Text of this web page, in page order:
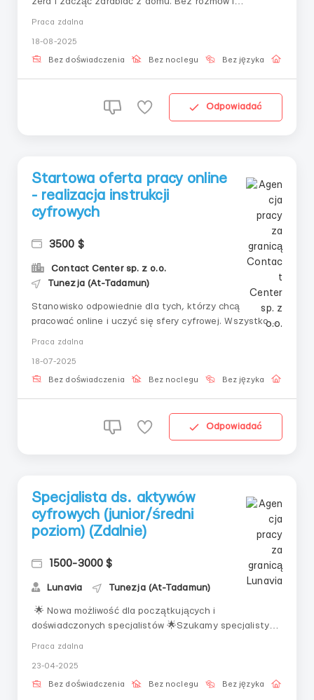
szablonów— Wykorzystywać wbudowane algorytmy
platformy— Potwierdzać kroki po wykonaniu— Trenować
Praca zdalna
18-08-2025
Bez doświadczenia Bez noclegu Bez języka
Odpowiadać
Startowa oferta pracy online
- realizacja instrukcji
cyfrowych
3500 $
Contact Center sp. z o.o.
Tunezja (At-Tadamun)
Stanowisko odpowiednie dla tych, którzy chcą
pracować online i uczyć się sfery cyfrowej. Wszystko
cyfrowego — A notowanie bloków informacji zgodnie z
określonym schematem — I mport...
Praca zdalna
18-07-2025
Bez doświadczenia Bez noclegu Bez języka
Odpowiadać
Specjalista ds. aktywów
cyfrowych (junior/średni
poziom) (Zdalnie)
1500-3000 $
Lunavia Tunezja (At-Tadamun)
🌟 Nowa możliwość dla początkujących i
doświadczonych specjalistów 🌟Szukamy specjalisty
rozwijających się branż. Ta oferta pracy jest
odpowiednia dla osób, które chcą rozwijać się w sferze
Praca zdalna
23-04-2025
Bez doświadczenia Bez noclegu Bez języka